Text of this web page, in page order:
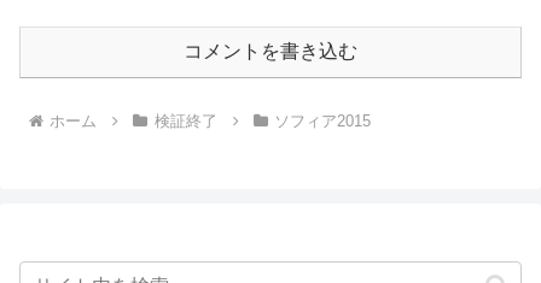
コメントを書き込む
ホーム 検証終了 ソフィア2015